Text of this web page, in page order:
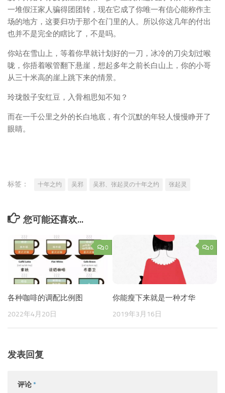
一堆假汪家人骗得团团转，现在它成了你唯一有信心能称作主
场的地方，这要归功于那个在门里的人。所以你这几年的付出
也并不是完全的瞎比了，不是吗。
你站在雪山上，等着你早就计划好的一刀，冰冷的刀尖划过喉
咙，你捂着喉管翻下悬崖，想起多年之前长白山上，你的小哥
从三十米高的崖上跳下来的情景。
玲珑骰子安红豆，入骨相思知不知？
而在一千公里之外的长白地底，有个沉默的年轻人慢慢睁开了
眼睛。
标签： 十年之约 吴邪 吴邪、张起灵の十年之约 张起灵
您可能还喜欢...
0
各种咖啡的调配比例图
2022年4月20日
0
你能瘦下来就是一种才华
2019年3月16日
发表回复
评论*